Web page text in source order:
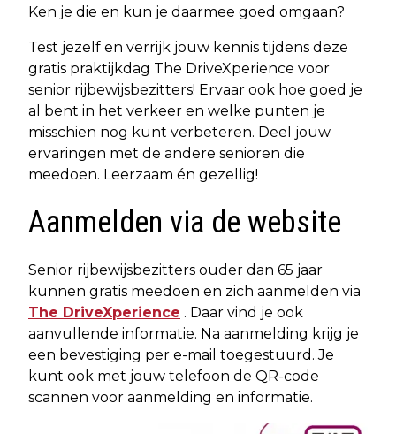
Ken je die en kun je daarmee goed omgaan?
Test jezelf en verrijk jouw kennis tijdens deze
gratis praktijkdag The DriveXperience voor
senior rijbewijsbezitters! Ervaar ook hoe goed je
al bent in het verkeer en welke punten je
misschien nog kunt verbeteren. Deel jouw
ervaringen met de andere senioren die
meedoen. Leerzaam én gezellig!
Aanmelden via de website
Senior rijbewijsbezitters ouder dan 65 jaar
kunnen gratis meedoen en zich aanmelden via
The DriveXperience . Daar vind je ook
aanvullende informatie. Na aanmelding krijg je
een bevestiging per e-mail toegestuurd. Je
kunt ook met jouw telefoon de QR-code
scannen voor aanmelding en informatie.